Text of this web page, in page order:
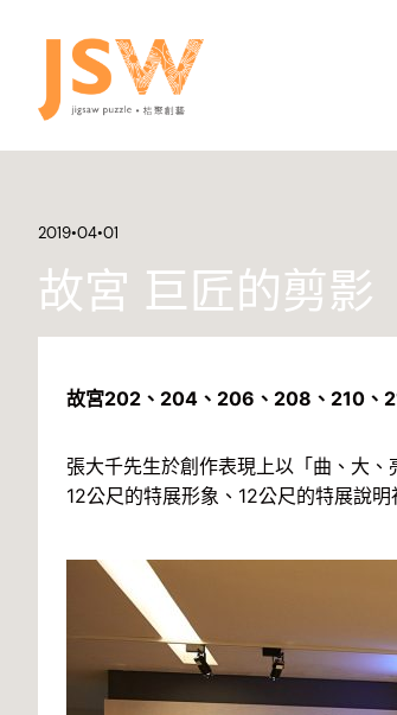
2019•04•01
故宮 巨匠的剪影
故宮202、204、206、208、210、
張大千先生於創作表現上以「曲、大
12公尺的特展形象、12公尺的特展說